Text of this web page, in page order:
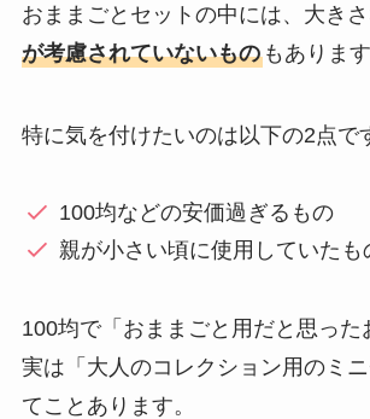
おままごとセットの中には、大き
が考慮されていないものもあります
特に気を付けたいのは以下の2点で
100均などの安価過ぎるもの
親が小さい頃に使用していたも
100均で「おままごと用だと思った
実は「大人のコレクション用のミ
てことあります。